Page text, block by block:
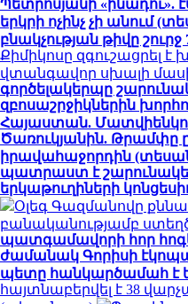
Պետրոսյանի «ինադու».
երկրի ոչինչ չի անում
բնակչության թիվը
Քիմիկոսը զգուշացրել է
վտանգավոր սխալի
գործելակերպը
զբոսաշրջիկներին
Հայաստան. Մատվիենկո
Ծառուկյանին. Թրամփը
իրավահաջորդին
պատրաստ է
երկաթուղիների
Օլեգ Գազմանովը
բանականությամբ
պատգամավորի հոր
ժամանակ Գորիսի
պետը հանկարծամահ է
հայտնաբերվել է 38